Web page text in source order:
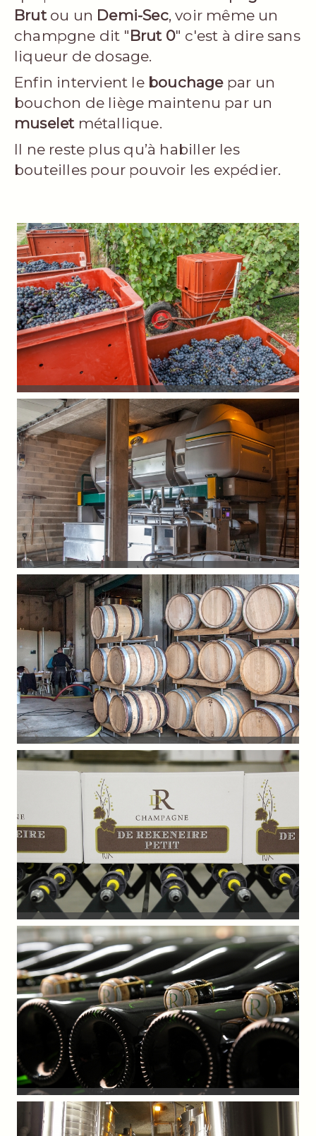
Brutou un Demi-Sec, voir même un
champgne dit "Brut 0" c'est à dire sans
liqueur de dosage.
Enfin intervient le bouchage par un
bouchon de liège maintenu par un
muselet métallique.
Il ne reste plus qu’à habiller les
bouteilles pour pouvoir les expédier.